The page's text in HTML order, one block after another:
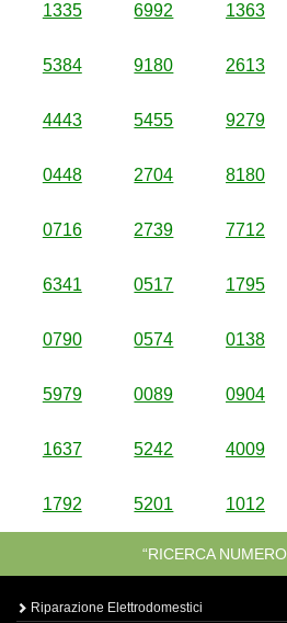
1335 6992 1363
5384 9180 2613
4443 5455 9279
0448 2704 8180
0716 2739 7712
6341 0517 1795
0790 0574 0138
5979 0089 0904
1637 5242 4009
1792 5201 1012
“RICERCA
Riparazione Elettrodomestici